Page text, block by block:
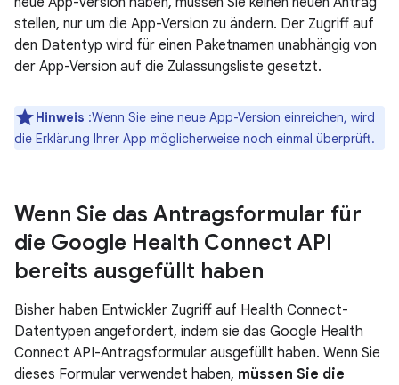
stellen, nur um die App-Version zu ändern. Der Zugriff auf
den Datentyp wird für einen Paketnamen unabhängig von
der App-Version auf die Zulassungsliste gesetzt.
Hinweis :Wenn Sie eine neue App-Version einreichen, wird
die Erklärung Ihrer App möglicherweise noch einmal überprüft.
Wenn Sie das Antragsformular für
die Google Health Connect API
bereits ausgefüllt haben
Bisher haben Entwickler Zugriff auf Health Connect-
Datentypen angefordert, indem sie das Google Health
Connect API-Antragsformular ausgefüllt haben. Wenn Sie
dieses Formular verwendet haben, müssen Sie die